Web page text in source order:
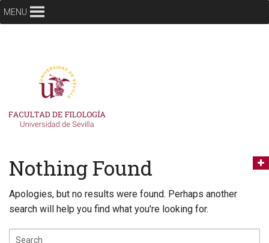
MENU
Nothing Found
Apologies, but no results were found. Perhaps another
search will help you find what you're looking for.